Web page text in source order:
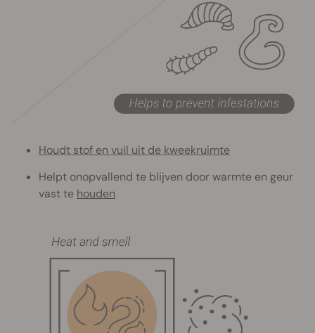
Houdt stof en vuil uit de kweekruimte
Helpt onopvallend te blijven door warmte en geur
vast te houden